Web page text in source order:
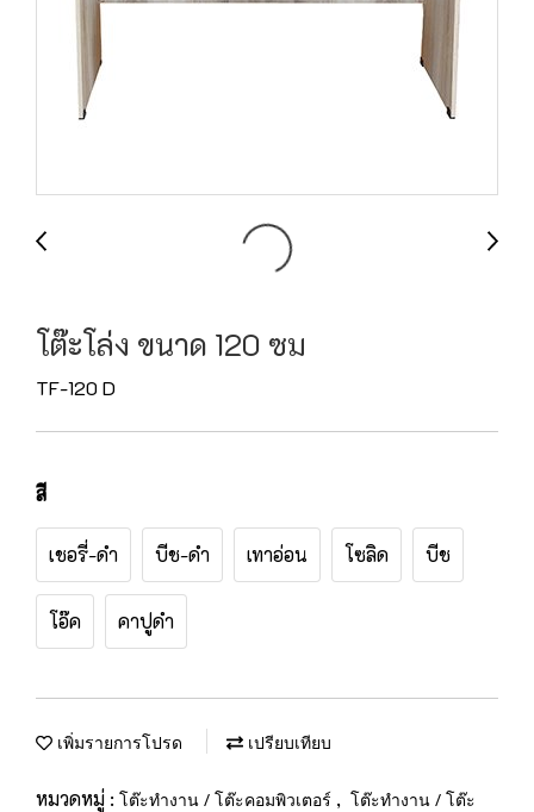
โต๊ะโล่ง ขนาด 120 ซม
TF-120 D
สี
เชอรี่-ดำ บีช-ดำ เทาอ่อน โซลิด บีช
โอ๊ค คาปูดำ
เพิ่มรายการโปรด เปรียบเทียบ
หมวดหมู่ : โต๊ะทำงาน / โต๊ะคอมพิวเตอร์ , โต๊ะทำงาน / โต๊ะ